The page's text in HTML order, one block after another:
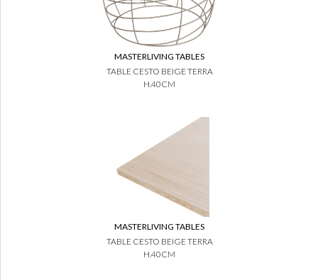
MASTERLIVING TABLES
TABLE CESTO BEIGE TERRA
H.40CM
MASTERLIVING TABLES
TABLE CESTO BEIGE TERRA
H.40CM